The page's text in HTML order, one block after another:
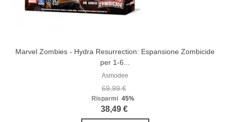
Marvel Zombies - Hydra Resurrection: Espansione Zombicide
per 1-6...
Asmodee
69,99 €
Risparmi 45%
38,49 €